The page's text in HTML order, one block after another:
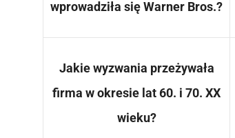
wprowadziła się Warner Bros.?
Jakie wyzwania przeżywała
firma w okresie lat 60. i 70. XX
wieku?